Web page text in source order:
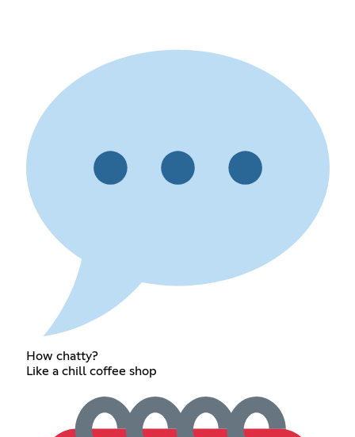
How chatty?
Like a chill coffee shop